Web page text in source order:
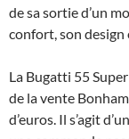
de sa sortie d’un
confort, son design
La Bugatti 55
de la vente
d’euros. Il s’agit